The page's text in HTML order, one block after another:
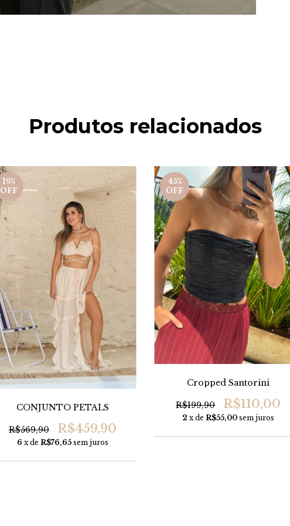
Produtos relacionados
19%
OFF
CONJUNTO PETALS
R$569,90 R$459,90
6 x de R$76,65 sem juros
45%
OFF
Cropped Santorini
R$199,90 R$110,00
2 x de R$55,00 sem juros